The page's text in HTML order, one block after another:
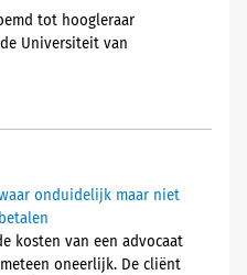
tot hoogleraar
Universiteit van
onduidelijk maar niet
kosten van een advocaat
oneerlijk. De cliënt